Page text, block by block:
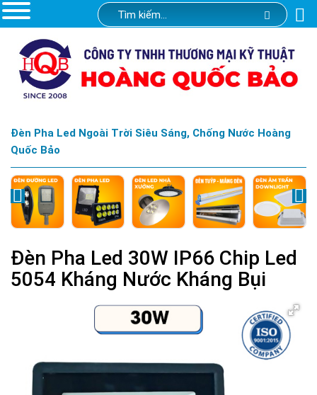
Đèn Pha Led Ngoài Trời Siêu Sáng, Chống Nước Hoàng
Quốc Bảo
Đèn Pha Led 30W IP66 Chip Led
5054 Kháng Nước Kháng Bụi